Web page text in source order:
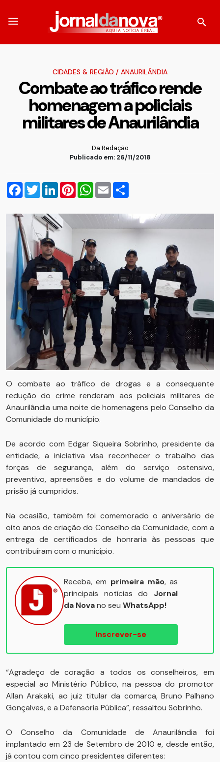
CIDADES & REGIÃO / ANAURILÂNDIA
Combate ao tráfico rende
homenagem a policiais
militares de Anaurilândia
Da Redação
Publicado em: 26/11/2018
Facebook
TwitterLinkedInPinterestWhatsApp
Email
O combate ao tráfico de drogas e a consequente
redução do crime renderam aos policiais militares de
Anaurilândia uma noite de homenagens pelo Conselho da
Comunidade do município.
De acordo com Edgar Siqueira Sobrinho, presidente da
entidade, a iniciativa visa reconhecer o trabalho das
forças de segurança, além do serviço ostensivo,
preventivo, apreensões e do volume de mandados de
prisão já cumpridos.
Na ocasião, também foi comemorado o aniversário de
oito anos de criação do Conselho da Comunidade, com a
entrega de certificados de honraria às pessoas que
contribuíram com o município.
Receba, em primeira mão, as
principais notícias do Jornal
da Novano seu WhatsApp!
Inscrever-se
“Agradeço de coração a todos os conselheiros, em
especial ao Ministério Público, na pessoa do promotor
Allan Arakaki, ao juiz titular da comarca, Bruno Palhano
Gonçalves, e a Defensoria Pública”, ressaltou Sobrinho.
O Conselho da Comunidade de Anaurilândia foi
implantado em 23 de Setembro de 2010 e, desde então,
já contou com cinco presidentes diferentes: